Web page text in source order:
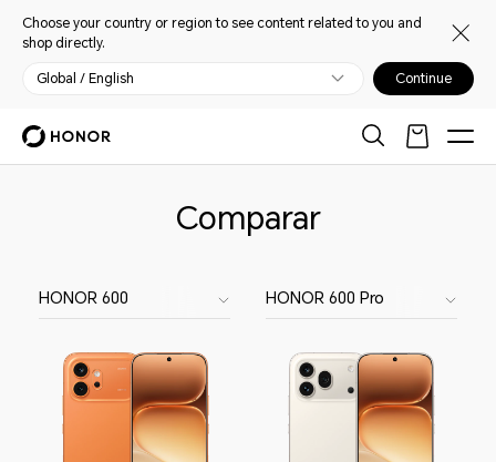
Choose your country or region to see content related to you and
shop directly.
Global / English Continue
Comparar
HONOR 600 HONOR 600 Pro